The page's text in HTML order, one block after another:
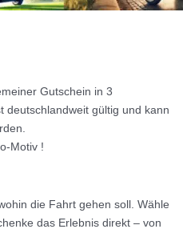
Gutschein in 3
deutschlandweit gültig und kann
Motiv !
die Fahrt gehen soll. Wähle
das Erlebnis direkt – von